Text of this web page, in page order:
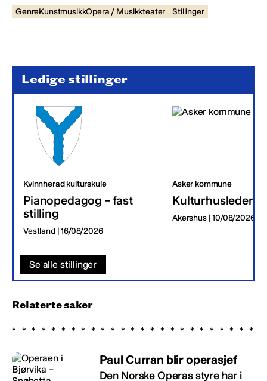
GenreKunstmusikkOpera / Musikkteater Stillinger
Ledige stillinger
Kvinnherad kulturskule
Pianopedagog – fast
stilling
Vestland | 16/08/2026
Asker kommune
Kulturhusleder
Akershus | 10/08/2026
Se alle stillinger
Relaterte saker
Paul Curran blir operasjef
Den Norske Operas styre har i